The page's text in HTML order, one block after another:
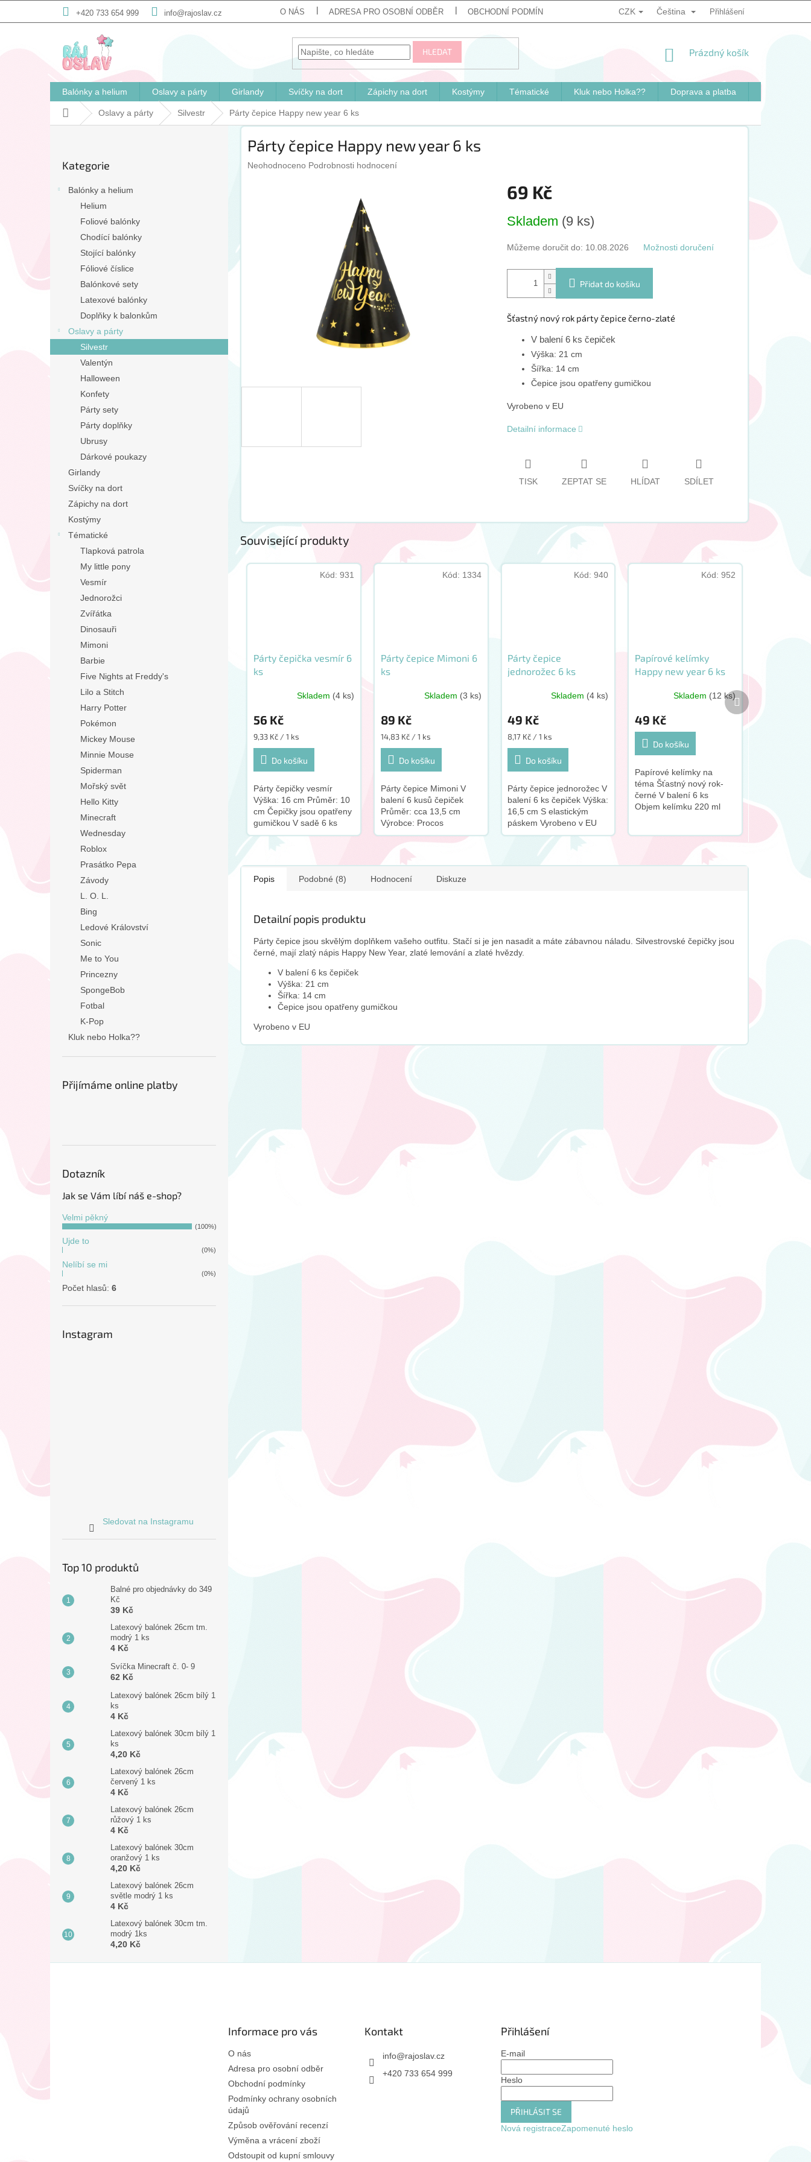
+420 733 654 999 info@rajoslav.cz O NÁS ADRESA PRO OSOBNÍ ODBĚR OBCHODNÍ PODMÍNKY PODMÍNKY OCHRANY OSOBNÍCH ÚDAJŮ
CZK Čeština Přihlášení
HLEDAT
NÁKUPNÍ
Prázdný košík
Balónky a helium Oslavy a párty Girlandy Svíčky na dort Zápichy na dort Kostýmy Tématické Kluk nebo Holka?? Doprava a platba
Domů Oslavy a párty Silvestr Párty čepice Happy new year 6 ks
n
e
kategorie
Kategorie
Balónky a helium
Helium
Foliové balónky
Chodící balónky
Stojící balónky
Fóliové číslice
Balónkové sety
Latexové balónky
Doplňky k balonkům
Oslavy a párty
Silvestr
Valentýn
Halloween
Konfety
Párty sety
Párty doplňky
Ubrusy
Dárkové poukazy
Girlandy
Svíčky na dort
Zápichy na dort
Kostýmy
Tématické
Tlapková patrola
My little pony
Vesmír
Jednorožci
Zvířátka
Dinosauři
Mimoni
Barbie
Five Nights at Freddy's
Lilo a Stitch
Harry Potter
Pokémon
Mickey Mouse
Minnie Mouse
Spiderman
Mořský svět
Hello Kitty
Minecraft
Wednesday
Roblox
Prasátko Pepa
Závody
L. O. L.
Bing
Ledové Království
Sonic
Me to You
Princezny
SpongeBob
Fotbal
K-Pop
Kluk nebo Holka??
Přijímáme online platby
Dotazník
Jak se Vám líbí náš e-shop?
Velmi pěkný
(100%)
Ujde to
(0%)
Nelíbí se mi
(0%)
Počet hlasů: 6
Instagram
Sledovat na Instagramu
Top 10 produktů
Balné pro objednávky do 349
Kč
39 Kč
Latexový balónek 26cm tm.
modrý 1 ks
4 Kč
Svíčka Minecraft č. 0- 9
62 Kč
Latexový balónek 26cm bílý 1
ks
4 Kč
Latexový balónek 30cm bílý 1
ks
4,20 Kč
Latexový balónek 26cm
červený 1 ks
4 Kč
Latexový balónek 26cm
růžový 1 ks
4 Kč
Latexový balónek 30cm
oranžový 1 ks
4,20 Kč
Latexový balónek 26cm
světle modrý 1 ks
4 Kč
Latexový balónek 30cm tm.
modrý 1ks
4,20 Kč
Párty čepice Happy new year 6 ks
Průměrné
Neohodnoceno Podrobnosti hodnocení
69 Kč
cena:
Skladem (9 ks)
Můžeme doručit do: 10.08.2026 Možnosti doručení
Přidat do košíku
Šťastný nový rok párty čepice černo-zlaté
V balení 6 ks čepiček
Výška: 21 cm
Šířka: 14 cm
Čepice jsou opatřeny gumičkou
Vyrobeno v EU
Detailní informace
TISK ZEPTAT SE HLÍDAT SDÍLET
Související produkty
Párty čepička vesmír 6
ks
Skladem (4 ks)
56 Kč
Měrná
cena:
9,33 Kč / 1 ks
Do košíku
Párty čepičky vesmír
Výška: 16 cm Průměr: 10
cm Čepičky jsou opatřeny
gumičkou V sadě 6 ks
čepiček Vyrobeno v EU
Kód: 931
Párty čepice Mimoni 6
ks
Skladem (3 ks)
89 Kč
Měrná
cena:
14,83 Kč / 1 ks
Do košíku
Párty čepice Mimoni V
balení 6 kusů čepiček
Průměr: cca 13,5 cm
Výrobce: Procos
Kód: 1334
Párty čepice
jednorožec 6 ks
Skladem (4 ks)
49 Kč
Měrná
cena:
8,17 Kč / 1 ks
Do košíku
Párty čepice jednorožec V
balení 6 ks čepiček Výška:
16,5 cm S elastickým
páskem Vyrobeno v EU
Kód:940
Papírové kelímky
Happy new year 6 ks
Skladem (12 ks)
49 Kč
Do košíku
Papírové kelímky na
téma Šťastný nový rok-
černé V balení 6 ks
Objem kelímku 220 ml
Kód:952
Další
produkt
Popis Podobné (8) Hodnocení Diskuze
Detailní popis produktu
Párty čepice jsou skvělým doplňkem vašeho outfitu. Stačí si je jen nasadit a máte zábavnou náladu. Silvestrovské čepičky jsou
černé, mají zlatý nápis Happy New Year, zlaté lemování a zlaté hvězdy.
V balení 6 ks čepiček
Výška: 21 cm
Šířka: 14 cm
Čepice jsou opatřeny gumičkou
Vyrobeno v EU
Informace pro vás
O nás
Adresa pro osobní odběr
Obchodní podmínky
Podmínky ochrany osobních
údajů
Způsob ověřování recenzí
Výměna a vrácení zboží
Odstoupit od kupní smlouvy
Kontakt
info@rajoslav.cz
+420 733 654 999
Přihlášení
E-mail
Heslo
PŘIHLÁSIT SE
Nová registraceZapomenuté heslo